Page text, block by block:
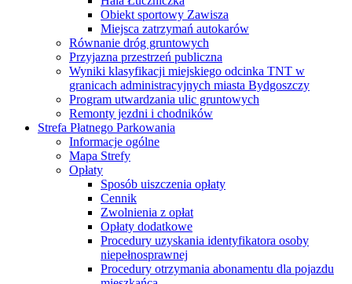
Obiekt sportowy Zawisza
Miejsca zatrzymań autokarów
Równanie dróg gruntowych
Przyjazna przestrzeń publiczna
Wyniki klasyfikacji miejskiego odcinka TNT w
granicach administracyjnych miasta Bydgoszczy
Program utwardzania ulic gruntowych
Remonty jezdni i chodników
Strefa Płatnego Parkowania
Informacje ogólne
Mapa Strefy
Opłaty
Sposób uiszczenia opłaty
Cennik
Zwolnienia z opłat
Opłaty dodatkowe
Procedury uzyskania identyfikatora osoby
niepełnosprawnej
Procedury otrzymania abonamentu dla pojazdu